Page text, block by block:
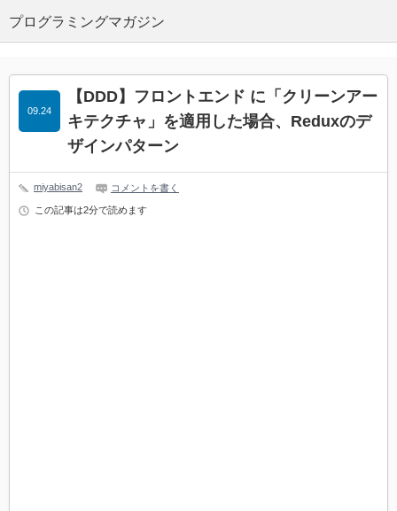
プログラミングマガジン
【DDD】フロントエンド に「クリーンアー
キテクチャ」を適用した場合、Reduxのデ
ザインパターン
09.24
miyabisan2 コメントを書く
この記事は2分で読めます